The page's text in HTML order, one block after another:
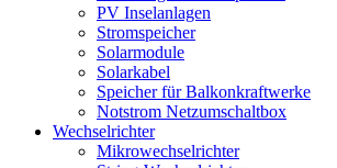
PV Inselanlagen
Stromspeicher
Solarmodule
Solarkabel
Speicher für Balkonkraftwerke
Notstrom Netzumschaltbox
Wechselrichter
Mikrowechselrichter